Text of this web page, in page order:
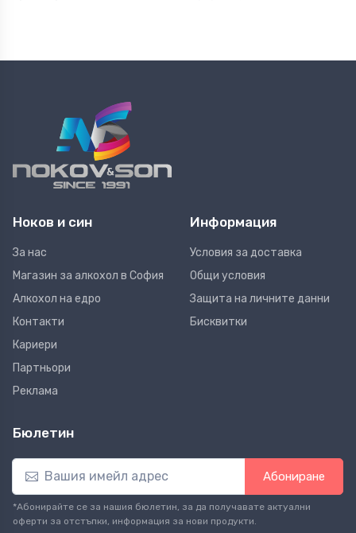
Ноков и син
За нас
Магазин за алкохол в София
Алкохол на едро
Контакти
Кариери
Партньори
Реклама
Информация
Условия за доставка
Общи условия
Защита на личните данни
Бисквитки
Бюлетин
Абониране
*Абонирайте се за нашия бюлетин, за да получавате актуални
оферти за отстъпки, информация за нови продукти.